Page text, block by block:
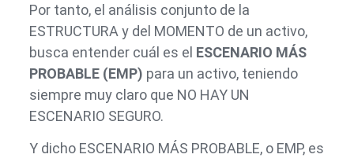
Por tanto, el análisis conjunto de la
ESTRUCTURA y del MOMENTO de un activo,
busca entender cuál es el ESCENARIO MÁS
PROBABLE (EMP) para un activo, teniendo
siempre muy claro que NO HAY UN
ESCENARIO SEGURO.
Y dicho ESCENARIO MÁS PROBABLE, o EMP, es